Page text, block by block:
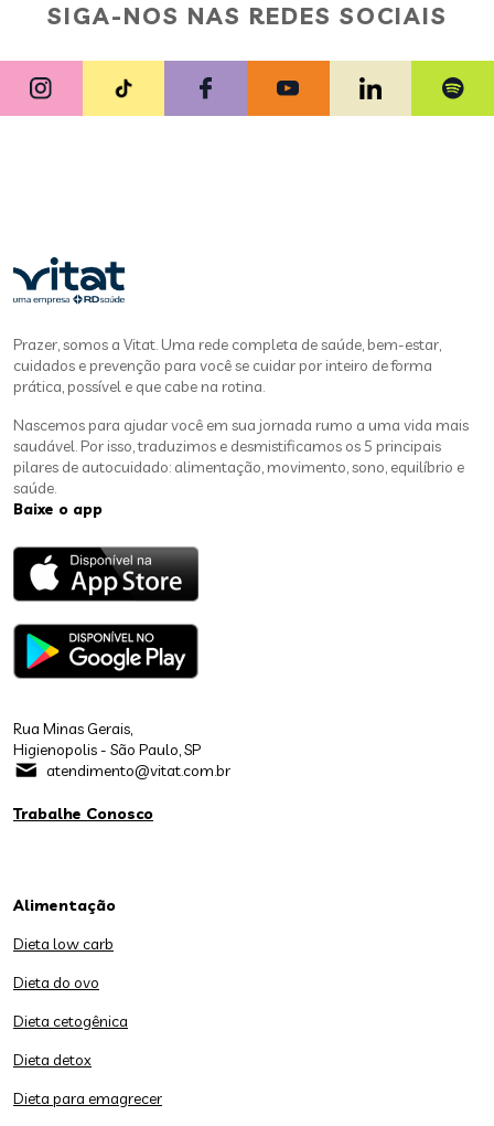
SIGA-NOS NAS REDES SOCIAIS
Prazer, somos a Vitat. Uma rede completa de saúde, bem-estar,
cuidados e prevenção para você se cuidar por inteiro de forma
prática, possível e que cabe na rotina.
Nascemos para ajudar você em sua jornada rumo a uma vida mais
saudável. Por isso, traduzimos e desmistificamos os 5 principais
pilares de autocuidado: alimentação, movimento, sono, equilíbrio e
saúde.
Baixe o app
Rua Minas Gerais,
Higienopolis - São Paulo, SP
atendimento@vitat.com.br
Trabalhe Conosco
Alimentação
Dieta low carb
Dieta do ovo
Dieta cetogênica
Dieta detox
Dieta para emagrecer